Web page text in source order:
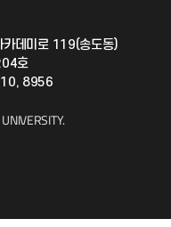
데미로 119(송도동)
호
8956